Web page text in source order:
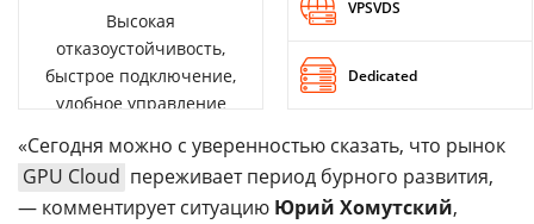
Высокая
отказоустойчивость,
быстрое подключение,
удобное управление
VPSVDS
Dedicated
«Сегодня можно с уверенностью сказать, что рынок
GPU Cloud переживает период бурного развития,
— комментирует ситуацию Юрий Хомутский,